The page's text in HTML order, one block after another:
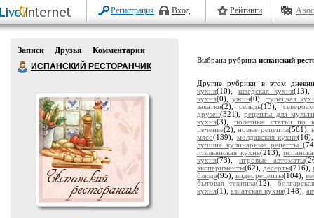
Регистрация Вход Рейтинги
Записи Друзья
Комментарии
ИСПАНСКИЙ РЕСТОРАНЧИК
Выбрана рубрика испанский
Другие рубрики в этом
кухня(10), шведская кухня
кухня(0),ужин(0), турецкая
закатки(2),сельдь(13),
друзей(321),рецепты для
кухня(3), полезные статьи по
печенье(2),новые рецепты(561),
мясо(139), молдавская кухня
лучшие кулинарные рецепты
итальянская кухня(213),
кухня(73), игровые автоматы
эксперименты(62), десерты(216),
блюда(95), видеорецепты(104),
бытовая техника(12),
кухня(1), азиатская кухня(148),